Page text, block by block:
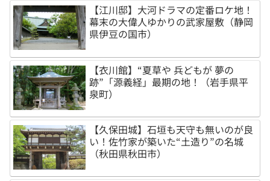
【江川邸】大河ドラマの定番ロケ地！
幕末の大偉人ゆかりの武家屋敷（静岡
県伊豆の国市）
【衣川館】“夏草や 兵どもが 夢の
跡”「源義経」最期の地！（岩手県平
泉町）
【久保田城】石垣も天守も無いのが良
い！佐竹家が築いた“土造り”の名城
（秋田県秋田市）